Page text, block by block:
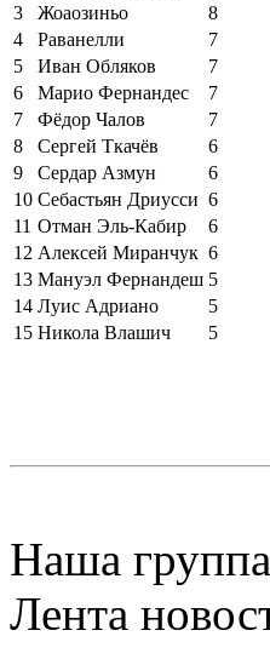
3
Жоаозиньо
8
4
Раванелли
7
5
Иван Обляков
7
6
Марио Фернандес
7
7
Фёдор Чалов
7
8
Сергей Ткачёв
6
9
Сердар Азмун
6
10 Себастьян Дриусси 6
11 Отман Эль-Кабир
6
12 Алексей Миранчук 6
13 Мануэл Фернандеш 5
14 Луис Адриано
5
15 Никола Влашич 5
Наша
Лента